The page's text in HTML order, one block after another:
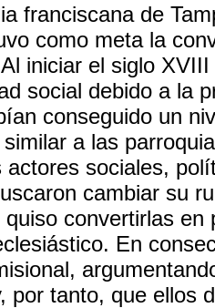
franciscana de
como meta la
iniciar el siglo
social debido a la
conseguido un
a las
actores sociales,
cambiar su
quiso convertirlas
En
por tanto, que ellos